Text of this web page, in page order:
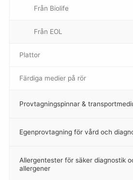
Från Biolife
–
Från EOL
–
Plattor
–
Färdiga medier på rör
–
Provtagningspinnar &
–
Egenprovtagning för vård och
–
Allergentester för säker diagnostik
allergener
–